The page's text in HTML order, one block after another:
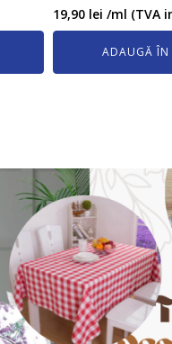
19,90 lei /ml (TVA
ADAUGĂ ÎN